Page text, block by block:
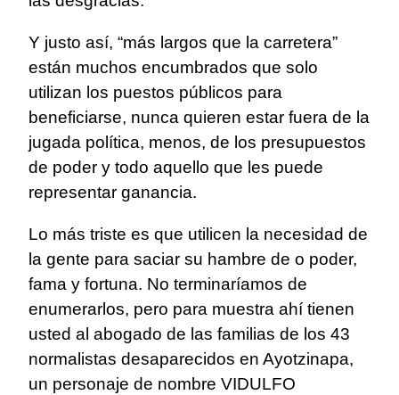
Y justo así, “más largos que la carretera”
están muchos encumbrados que solo
utilizan los puestos públicos para
beneficiarse, nunca quieren estar fuera de la
jugada política, menos, de los presupuestos
de poder y todo aquello que les puede
representar ganancia.
Lo más triste es que utilicen la necesidad de
la gente para saciar su hambre de o poder,
fama y fortuna. No terminaríamos de
enumerarlos, pero para muestra ahí tienen
usted al abogado de las familias de los 43
normalistas desaparecidos en Ayotzinapa,
un personaje de nombre VIDULFO